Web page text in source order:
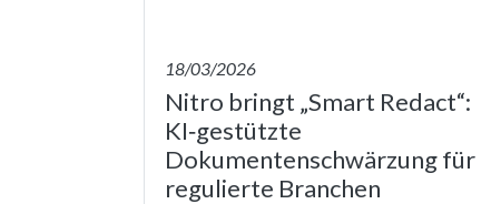
18/03/2026
Nitro bringt „Smart Redact“:
KI‑gestützte
Dokumentenschwärzung für
regulierte Branchen